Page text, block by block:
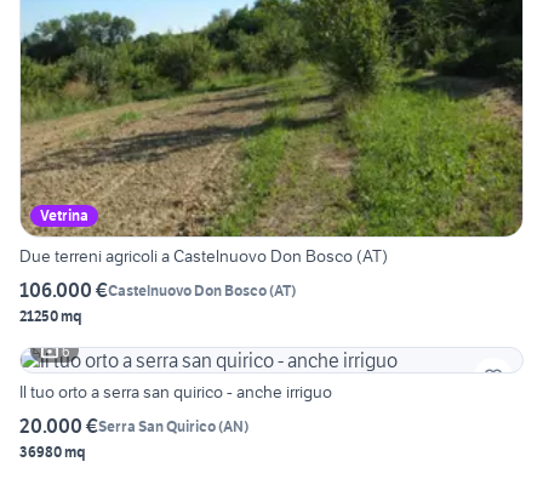
Vetrina
Due terreni agricoli a Castelnuovo Don Bosco (AT)
106.000 €Castelnuovo Don Bosco(AT)
21250 mq
6
Il tuo orto a serra san quirico - anche irriguo
20.000 €Serra San Quirico(AN)
36980 mq